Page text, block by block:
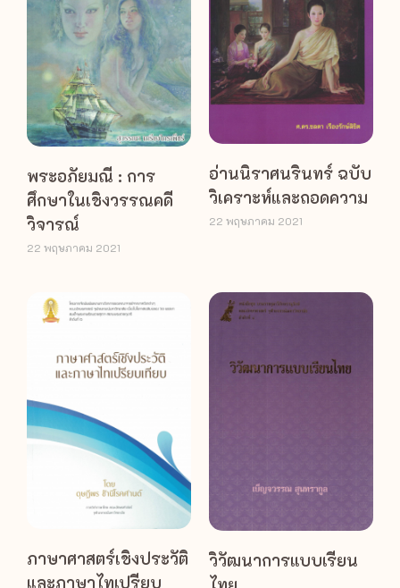
พระอภัยมณี : การ
ศึกษาในเชิงวรรณคดี
วิจารณ์
22 พฤษภาคม 2021
อ่านนิราศนรินทร์ ฉบับ
วิเคราะห์และถอดความ
22 พฤษภาคม 2021
ภาษาศาสตร์เชิงประวัติ
และภาษาไทเปรียบ
วิวัฒนาการแบบเรียน